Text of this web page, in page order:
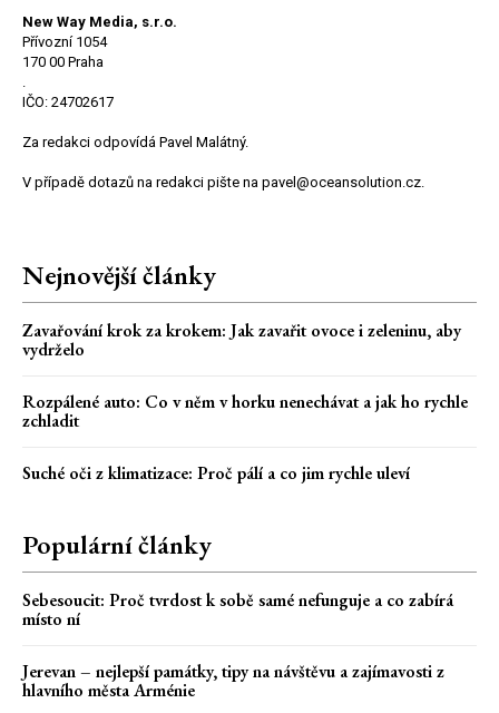
New Way Media, s.r.o.
Přívozní 1054
170 00 Praha
.
IČO: 24702617
Za redakci odpovídá Pavel Malátný.
V případě dotazů na redakci pište na pavel@oceansolution.cz.
Nejnovější články
Zavařování krok za krokem: Jak zavařit ovoce i zeleninu, aby
vydrželo
Rozpálené auto: Co v něm v horku nenechávat a jak ho rychle
zchladit
Suché oči z klimatizace: Proč pálí a co jim rychle uleví
Populární články
Sebesoucit: Proč tvrdost k sobě samé nefunguje a co zabírá
místo ní
Jerevan – nejlepší památky, tipy na návštěvu a zajímavosti z
hlavního města Arménie